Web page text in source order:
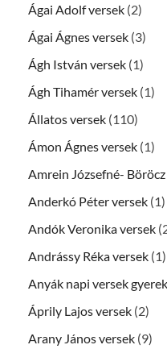
Ágai Adolf versek (2)
Ágai Ágnes versek (3)
Ágh István versek (1)
Ágh Tihamér versek (1)
Állatos versek (110)
Ámon Ágnes versek (1)
Amrein Józsefné-
Anderkó Péter versek (1)
Andók Veronika versek
Andrássy Réka versek (1)
Anyák napi versek
Áprily Lajos versek (2)
Arany János versek (9)